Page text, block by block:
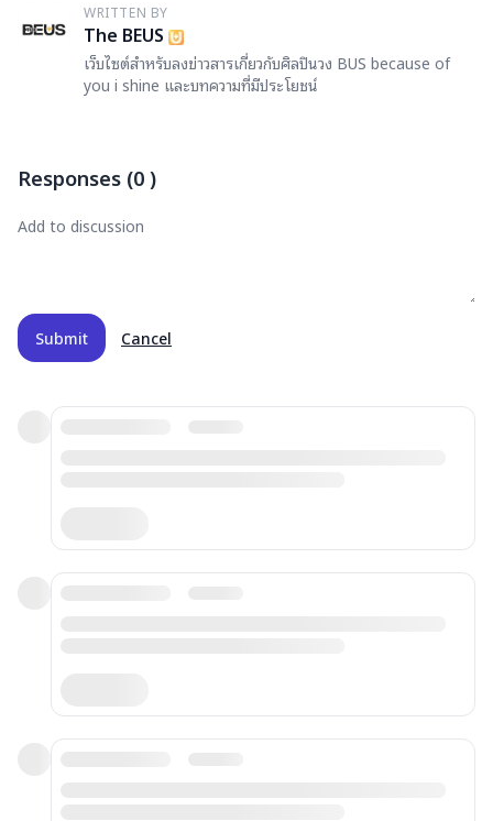
T
WRITTEN BY
The BEUS
เว็บไซต์สำหรับลงข่าวสารเกี่ยวกับศิลปินวง BUS because of
you i shine และบทความที่มีประโยชน์
Responses (0)
Submit Cancel